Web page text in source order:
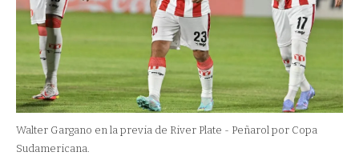
Walter Gargano en la previa de River Plate - Peñarol por Copa
Sudamericana.